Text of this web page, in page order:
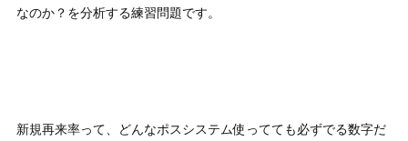
なのか？を分析する練習問題です。
新規再来率って、どんなポスシステム使ってても必ずでる数字だ